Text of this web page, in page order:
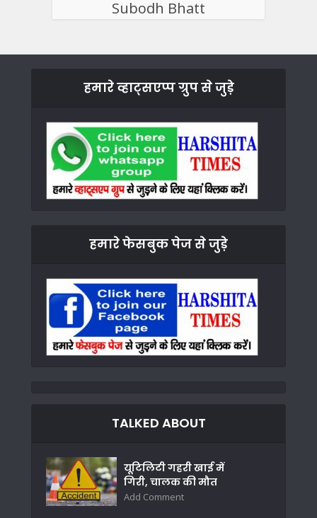
Subodh Bhatt
हमारे व्हाट्सएप्प ग्रुप से जुड़े
हमारे फेसबुक पेज से जुड़े
TALKED ABOUT
यूटिलिटी गहरी खाई में
गिरी, चालक की मौत
Add Comment